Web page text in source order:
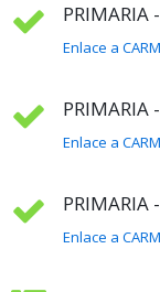
PRIMARIA
Enlace a
Enlace a
Enlace a